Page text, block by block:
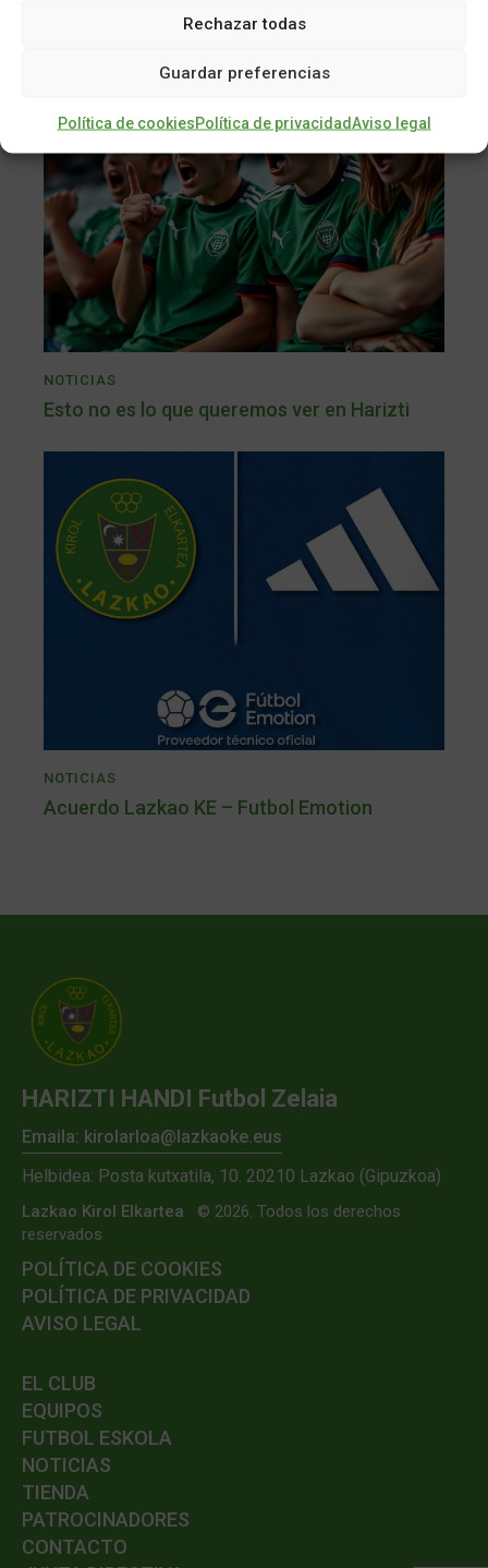
Rechazar todas
Guardar preferencias
Política de cookiesPolítica de privacidadAviso legal
También te puede interesar
NOTICIAS
Esto no es lo que queremos ver en Harizti
NOTICIAS
Acuerdo Lazkao KE – Futbol Emotion
HARIZTI HANDI Futbol Zelaia
Emaila: kirolarloa@lazkaoke.eus
Helbidea: Posta kutxatila, 10. 20210 Lazkao (Gipuzkoa)
Lazkao Kirol Elkartea
© 2026. Todos los derechos
reservados
POLÍTICA DE COOKIES
POLÍTICA DE PRIVACIDAD
AVISO LEGAL
EL CLUB
EQUIPOS
FUTBOL ESKOLA
NOTICIAS
TIENDA
PATROCINADORES
CONTACTO